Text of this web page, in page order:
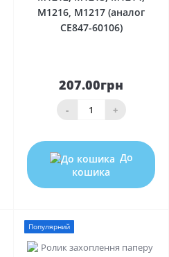
M1216, M1217 (аналог
CE847-60106)
207.00грн
- +
До
кошика
Популярний